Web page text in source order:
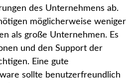
des Unternehmens ab.
möglicherweise weniger
als große Unternehmen. Es
und den Support der
Eine gute
sollte benutzerfreundlich